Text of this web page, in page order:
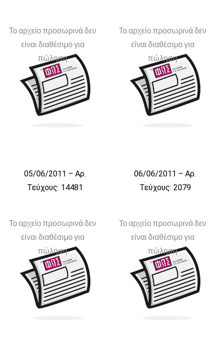
Το αρχείο προσωρινά δεν
είναι διαθέσιμο για
πώληση
05/06/2011 – Αρ.
Τεύχους: 14481
Το αρχείο προσωρινά δεν
είναι διαθέσιμο για
πώληση
06/06/2011 – Αρ.
Τεύχους: 2079
Το αρχείο προσωρινά δεν
είναι διαθέσιμο για
πώληση
Το αρχείο προσωρινά δεν
είναι διαθέσιμο για
πώληση